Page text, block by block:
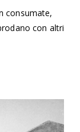
consumate,
con altri